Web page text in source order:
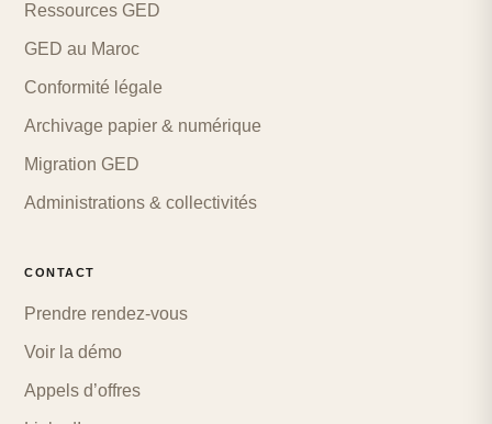
Ressources GED
GED au Maroc
Conformité légale
Archivage papier & numérique
Migration GED
Administrations & collectivités
CONTACT
Prendre rendez-vous
Voir la démo
Appels d’offres